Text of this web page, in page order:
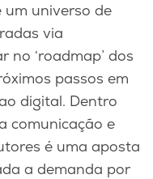
um universo de
via
no ‘roadmap’ dos
passos em
digital. Dentro
comunicação e
é uma aposta
a demanda por